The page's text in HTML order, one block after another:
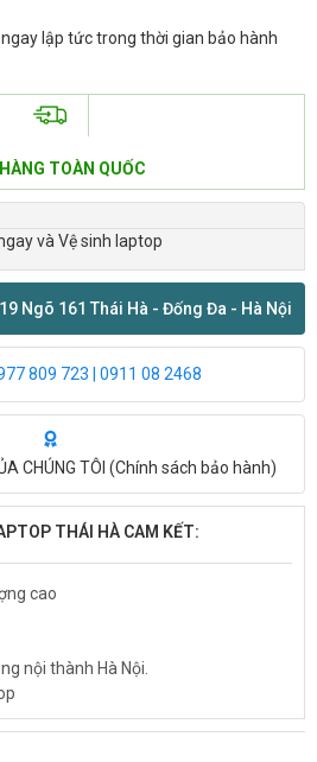
lập tức trong thời gian bảo hành
TOÀN QUỐC
và Vệ sinh laptop
Ngõ 161 Thái Hà - Đống Đa - Hà Nội
809 723 | 0911 08 2468
CHÚNG TÔI (Chính sách bảo hành)
THÁI HÀ CAM KẾT:
cao
nội thành Hà Nội.